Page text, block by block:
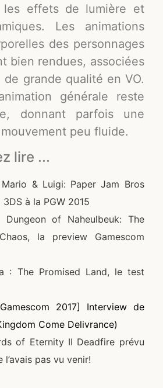
les effets de lumière et
Les animations
des personnages
bien rendues, associées
grande qualité en VO.
générale reste
donnant parfois une
peu fluide.
lire ...
& Luigi: Paper Jam Bros
à la PGW 2015
of Naheulbeuk: The
la preview Gamescom
: The Promised Land, le test
2017] Interview de
Come Delivrance)
of Eternity II Deadfire prévu
l’avais pas vu venir!